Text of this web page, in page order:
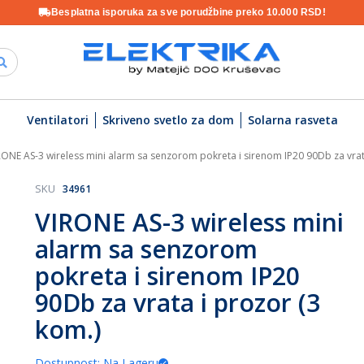
Besplatna isporuka za sve porudžbine preko 10.000 RSD!
Ventilatori Skriveno svetlo za dom Solarna rasveta
AS-3 wireless mini alarm sa senzorom pokreta i sirenom IP20 90Db za
VIRONE AS-3 wireless mini
alarm sa senzorom
pokreta i sirenom IP20
90Db za vrata i prozor (3
kom.)
SKU 34961